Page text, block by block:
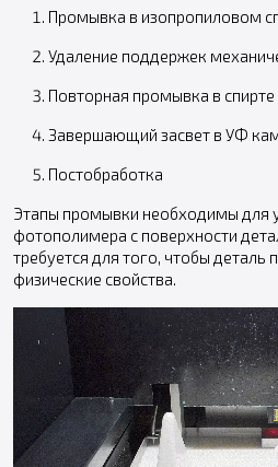
Промывка в изопропиловом
Удаление поддержек
Повторная промывка в спирте
Завершающий засвет в УФ
Постобработка
Этапы промывки необходимы для
фотополимера с поверхности
требуется для того, чтобы
физические свойства.